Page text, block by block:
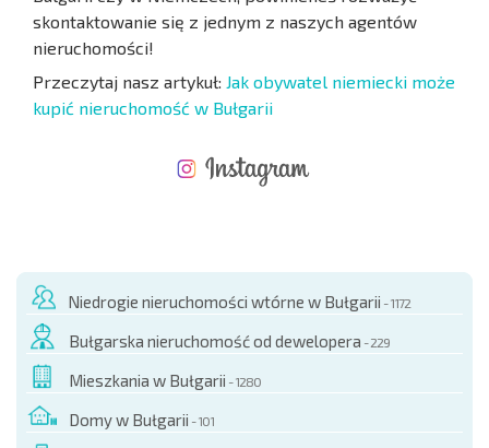
skontaktowanie się z jednym z naszych agentów
nieruchomości!
Przeczytaj nasz artykuł: Jak obywatel niemiecki może
kupić nieruchomość w Bułgarii
Niedrogie nieruchomości wtórne w Bułgarii - 1172
Bułgarska nieruchomość od dewelopera - 229
Mieszkania w Bułgarii - 1280
Domy w Bułgarii - 101